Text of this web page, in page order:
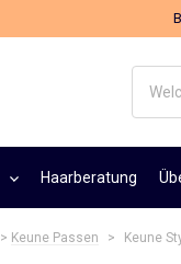
Sie?
Haarberatung
> Keune Passen > Keune